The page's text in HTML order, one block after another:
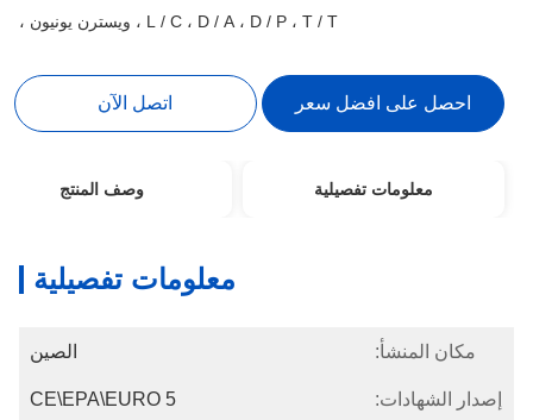
L / C ، D / A ، D / P ، T / T ، ويسترن يونيون ،
احصل على افضل سعر اتصل الآن
معلومات تفصيلية وصف المنتج
معلومات تفصيلية
مكان المنشأ: الصين
إصدار الشهادات: CE\EPA\EURO 5